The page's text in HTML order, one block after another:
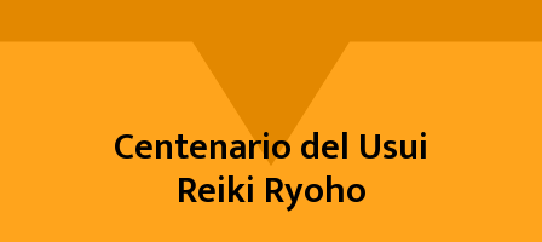
Centenario del Usui
Reiki Ryoho